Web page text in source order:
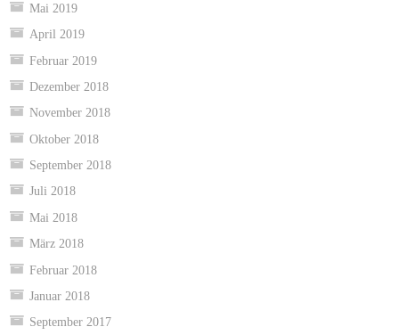
Mai 2019
April 2019
Februar 2019
Dezember 2018
November 2018
Oktober 2018
September 2018
Juli 2018
Mai 2018
März 2018
Februar 2018
Januar 2018
September 2017